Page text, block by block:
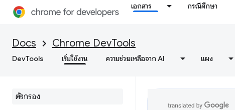
เอกสาร กรณีศึกษา
Docs Chrome DevTools
DevTools เริ่มใช้งาน ความช่วยเหลือจาก AI แผง